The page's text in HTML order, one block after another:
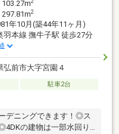
103.27m
297.81m2
年10月(築44年11ヶ月)
羽本線 撫牛子駅 徒歩27分
弘前市大字宮園４
駐車2台
デニングできます！◎ス
の建物は一部水回り